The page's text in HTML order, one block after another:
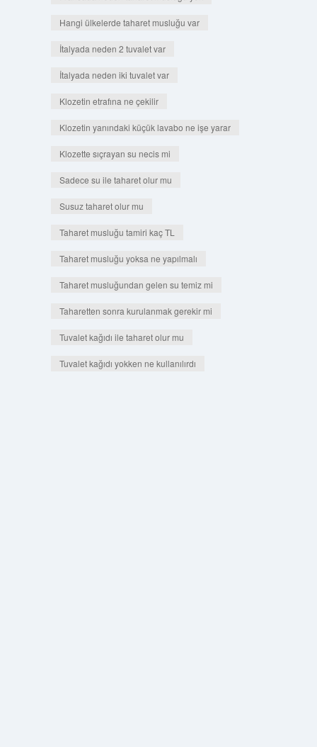
Hangi ülkelerde taharet musluğu var
İtalyada neden 2 tuvalet var
İtalyada neden iki tuvalet var
Klozetin etrafına ne çekilir
Klozetin yanındaki küçük lavabo ne işe yarar
Klozette sıçrayan su necis mi
Sadece su ile taharet olur mu
Susuz taharet olur mu
Taharet musluğu tamiri kaç TL
Taharet musluğu yoksa ne yapılmalı
Taharet musluğundan gelen su temiz mi
Taharetten sonra kurulanmak gerekir mi
Tuvalet kağıdı ile taharet olur mu
Tuvalet kağıdı yokken ne kullanılırdı